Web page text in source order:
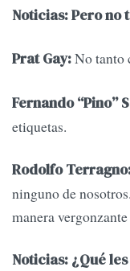
Noticias: Pero no
Prat Gay:No tanto
Fernando “Pino”
etiquetas.
Rodolfo
ninguno de
manera
Noticias: ¿Qué